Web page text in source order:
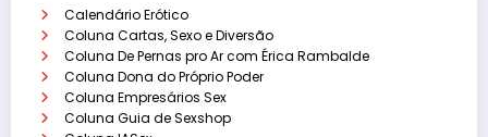
Calendário Erótico
Coluna Cartas, Sexo e Diversão
Coluna De Pernas pro Ar com Érica Rambalde
Coluna Dona do Próprio Poder
Coluna Empresários Sex
Coluna Guia de Sexshop